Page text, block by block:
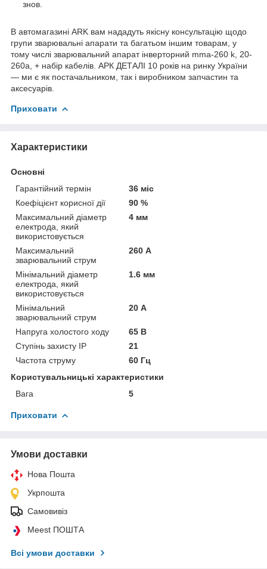
знов.
В автомагазині ARK вам нададуть якісну консультацію щодо
групи зварювальні апарати та багатьом іншим товарам, у
тому числі зварювальний апарат інверторний mma-260 k, 20-
260а, + набір кабелів. АРК ДЕТАЛІ 10 років на ринку України
— ми є як постачальником, так і виробником запчастин та
аксесуарів.
Приховати
Характеристики
Основні
Гарантійний термін
36 міс
Коефіцієнт корисної дії
90 %
Максимальний діаметр
електрода, який
використовується
4 мм
Максимальний
зварювальний струм
260 А
Мінімальний діаметр
електрода, який
використовується
1.6 мм
Мінімальний
зварювальний струм
20 А
Напруга холостого ходу
65 В
Ступінь захисту IP
21
Частота струму
60 Гц
Користувальницькі характеристики
Вага
5
Приховати
Умови доставки
Нова Пошта
Укрпошта
Самовивіз
Meest ПОШТА
Всі умови доставки